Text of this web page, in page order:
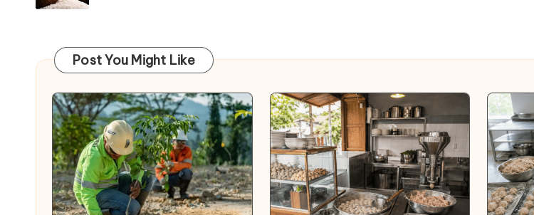
Post You Might Like